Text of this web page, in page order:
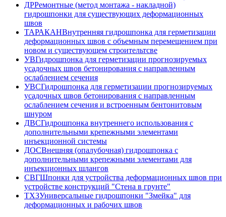
ДРРемонтные (метод монтажа - накладной)
гидрошпонки для существующих деформационных
швов
ТАРАКАНВнутренняя гидрошпонка для герметизации
деформационных швов с объемным перемещением при
новом и существующем строительтсве
УВГидрошпонка для герметизации прогнозируемых
усадочных швов бетонирования с направленным
ослаблением сечения
УВСГидрошпонка для герметизации прогнозируемых
усадочных швов бетонирования с направленным
ослаблением сечения и встроенным бентонитовым
шнуром
ДВСГидрошпонка внутреннего использования с
дополнительными крепежными элементами
инъекционной системы
ДОСВнешняя (опалубочная) гидрошпонка с
дополнительными крепежными элементами для
инъекционных шлангов
СВГШпонки для устройства деформационных швов при
устройстве конструкций "Стена в грунте"
ТХЗУниверсальные гидрошпонки "Змейка" для
деформационных и рабочих швов